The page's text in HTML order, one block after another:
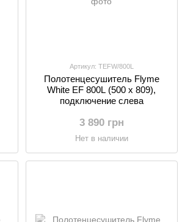
Артикул: TEFW/800L
Полотенцесушитель Flyme
White EF 800L (500 х 809),
подключение слева
3 890 грн
Нет в наличии